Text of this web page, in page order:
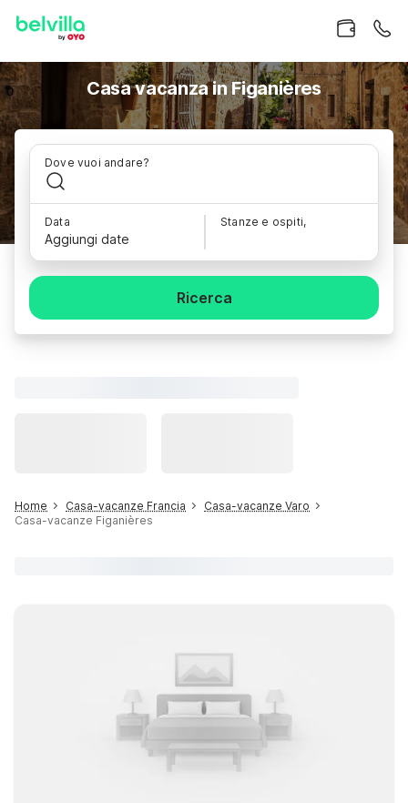
Casa vacanza in Figanières
Dove vuoi andare?
Data
Aggiungi date
Stanze e ospiti,
Ricerca
Home Casa-vacanze Francia
Casa-vacanze Varo
Casa-vacanze Figanières